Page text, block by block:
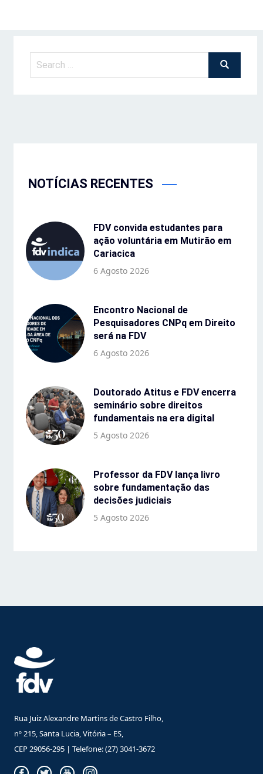
NOTÍCIAS RECENTES
FDV convida estudantes para
ação voluntária em Mutirão em
Cariacica
6 Agosto 2026
Encontro Nacional de
Pesquisadores CNPq em Direito
será na FDV
6 Agosto 2026
Doutorado Atitus e FDV encerra
seminário sobre direitos
fundamentais na era digital
5 Agosto 2026
Professor da FDV lança livro
sobre fundamentação das
decisões judiciais
5 Agosto 2026
Rua Juiz Alexandre Martins de Castro Filho,
nº 215, Santa Lucia, Vitória – ES,
CEP 29056-295 | Telefone: (27) 3041-3672